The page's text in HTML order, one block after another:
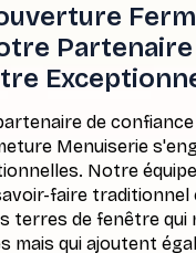
de confiance
Menuiserie
Notre
faire traditionnel
terres de fenêtre qui
mais qui ajoutent